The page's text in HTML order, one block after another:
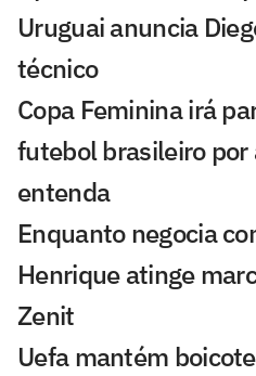
Uruguai anuncia
técnico
Copa Feminina irá
futebol brasileiro por
entenda
Enquanto negocia
Henrique atinge
Zenit
Uefa mantém